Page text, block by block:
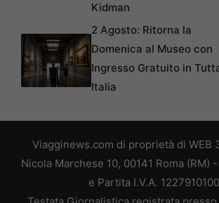
Kidman
2 Agosto: Ritorna la
Domenica al Museo con
Ingresso Gratuito in
Italia
Viagginews.com di proprietà di WEB
Nicola Marchese 10, 00141 Roma (RM)
e Partita I.V.A.